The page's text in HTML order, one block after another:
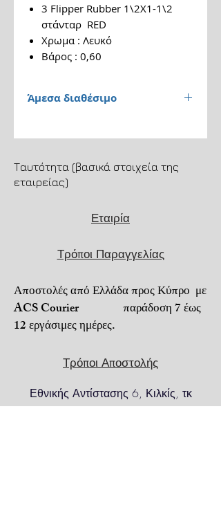
3 Flipper Rubber 1\2Χ1-1\2
στάνταρ RED
Χρωμα : Λευκό
Βάρος : 0,60
Άμεσα διαθέσιμο
Παράδοση 1 έως 3 εργάσιμες
Αποστολή μέσω ACS
Courier. Μεταφορικά 4,5€.
Μεταφορικά + αντικαταβολή
Για τηλεφωνικές παραγγελίες
Πληρωμή με αντικαταβολή ή
PayPal ή κατάθεση σε
τραπεζικό λογαριασμό.
αγορές πάνω απο 100€.
Ταυτότητα (βασικά στοιχεία της
εταιρείας)
Εταιρία
Τρόποι Παραγγελίας
Αποστολές από Ελλάδα προς Κύπρο με
ACS Courier παράδοση 7 έως
12 εργάσιμες ημέρες.
Τρόποι Αποστολής
Εθνικής Αντίστασης 6, Κιλκίς, τκ
61100gavriloswix@gmail.com| Tel: